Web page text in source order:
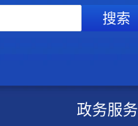
搜索
政务服务